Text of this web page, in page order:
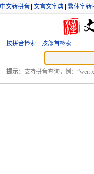
中文转拼音 文言文字典 繁体字转
按拼音检索 按部首检索
提示： 支持拼音查询，例：“wen